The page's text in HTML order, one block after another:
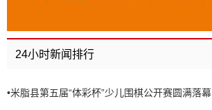
24小时新闻排行
•米脂县第五届“体彩杯”少儿围棋公开赛圆满落幕